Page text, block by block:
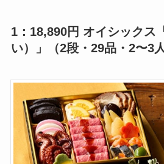
1：18,890円 オイシックス
い）」（2段・29品・2〜3人